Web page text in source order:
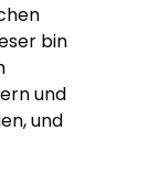
bin
und
und